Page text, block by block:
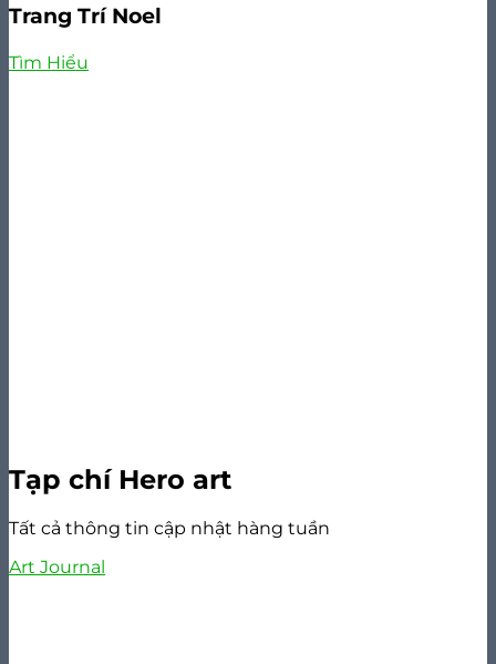
Trang Trí Noel
Tìm Hiểu
Tạp chí Hero art
Tất cả thông tin cập nhật hàng tuần
Art Journal